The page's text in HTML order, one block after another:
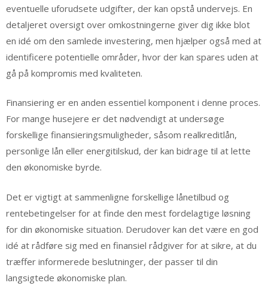
eventuelle uforudsete udgifter, der kan opstå undervejs. En
detaljeret oversigt over omkostningerne giver dig ikke blot
en idé om den samlede investering, men hjælper også med at
identificere potentielle områder, hvor der kan spares uden at
gå på kompromis med kvaliteten.
Finansiering er en anden essentiel komponent i denne proces.
For mange husejere er det nødvendigt at undersøge
forskellige finansieringsmuligheder, såsom realkreditlån,
personlige lån eller energitilskud, der kan bidrage til at lette
den økonomiske byrde.
Det er vigtigt at sammenligne forskellige lånetilbud og
rentebetingelser for at finde den mest fordelagtige løsning
for din økonomiske situation. Derudover kan det være en god
idé at rådføre sig med en finansiel rådgiver for at sikre, at du
træffer informerede beslutninger, der passer til din
langsigtede økonomiske plan.